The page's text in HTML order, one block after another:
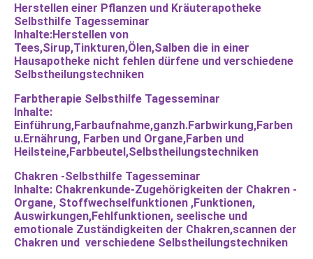
Herstellen einer Pflanzen und Kräuterapotheke
Selbsthilfe Tagesseminar
Inhalte:Herstellen von
Tees,Sirup,Tinkturen,Ölen,Salben die in einer
Hausapotheke nicht fehlen dürfene und verschiedene
Selbstheilungstechniken
Farbtherapie Selbsthilfe Tagesseminar
Inhalte:
Einführung,Farbaufnahme,ganzh.Farbwirkung,Farben
u.Ernährung, Farben und Organe,Farben und
Heilsteine,Farbbeutel,Selbstheilungstechniken
Chakren -Selbsthilfe Tagesseminar
Inhalte: Chakrenkunde-Zugehörigkeiten der Chakren -
Organe, Stoffwechselfunktionen ,Funktionen,
Auswirkungen,Fehlfunktionen, seelische und
emotionale Zuständigkeiten der Chakren,scannen der
Chakren und verschiedene Selbstheilungstechniken